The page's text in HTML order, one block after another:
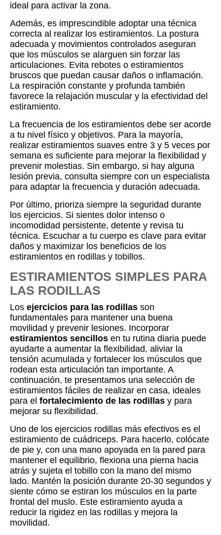
ideal para activar la zona.
Además, es imprescindible adoptar una técnica
correcta al realizar los estiramientos. La postura
adecuada y movimientos controlados aseguran
que los músculos se alarguen sin forzar las
articulaciones. Evita rebotes o estiramientos
bruscos que puedan causar daños o inflamación.
La respiración constante y profunda también
favorece la relajación muscular y la efectividad del
estiramiento.
La frecuencia de los estiramientos debe ser acorde
a tu nivel físico y objetivos. Para la mayoría,
realizar estiramientos suaves entre 3 y 5 veces por
semana es suficiente para mejorar la flexibilidad y
prevenir molestias. Sin embargo, si hay alguna
lesión previa, consulta siempre con un especialista
para adaptar la frecuencia y duración adecuada.
Por último, prioriza siempre la seguridad durante
los ejercicios. Si sientes dolor intenso o
incomodidad persistente, detente y revisa tu
técnica. Escuchar a tu cuerpo es clave para evitar
daños y maximizar los beneficios de los
estiramientos en rodillas y tobillos.
ESTIRAMIENTOS SIMPLES PARA
LAS RODILLAS
Los ejercicios para las rodillas son
fundamentales para mantener una buena
movilidad y prevenir lesiones. Incorporar
estiramientos sencillos en tu rutina diaria puede
ayudarte a aumentar la flexibilidad, aliviar la
tensión acumulada y fortalecer los músculos que
rodean esta articulación tan importante. A
continuación, te presentamos una selección de
estiramientos fáciles de realizar en casa, ideales
para el fortalecimiento de las rodillas y para
mejorar su flexibilidad.
Uno de los ejercicios rodillas más efectivos es el
estiramiento de cuádriceps. Para hacerlo, colócate
de pie y, con una mano apoyada en la pared para
mantener el equilibrio, flexiona una pierna hacia
atrás y sujeta el tobillo con la mano del mismo
lado. Mantén la posición durante 20-30 segundos y
siente cómo se estiran los músculos en la parte
frontal del muslo. Este estiramiento ayuda a
reducir la rigidez en las rodillas y mejora la
movilidad.